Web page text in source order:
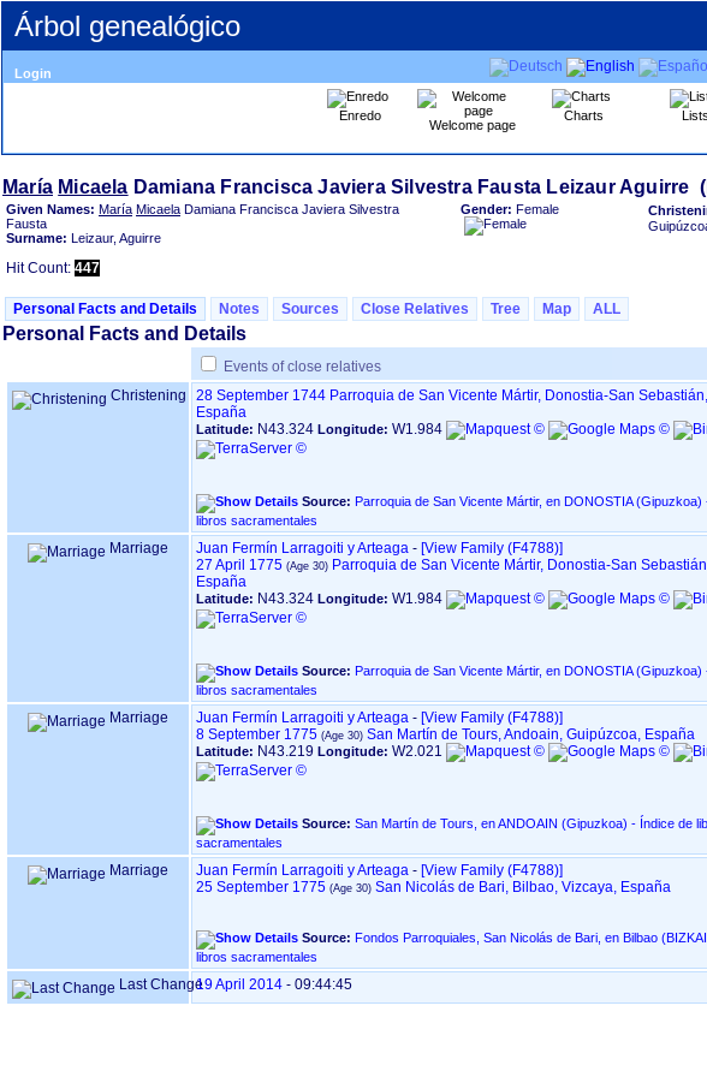
Árbol genealógico
Login
Enredo
Welcome page
Charts Lists
María Micaela
Given Names: María Micaela Damiana Francisca Javiera Silvestra
Fausta
Surname: Leizaur, Aguirre
Gender: Female
Hit Count: 447
Personal Facts and Details Notes Sources Close Relatives Tree Map ALL
Personal Facts and Details
Events of close relatives
Christening
28 September 1744 Parroquia de San Vicente Mártir, Donostia-San
España
Latitude: N43.324 Longitude: W1.984
Source: Parroquia de San Vicente Mártir, en DONOSTIA ‏(Gipuzkoa)‏ - Índice de
libros sacramentales
Marriage Juan Fermín Larragoiti y Arteaga - ‎[View Family ‎(F4788)‎‎]
27 April 1775
Parroquia de San Vicente Mártir, Donostia-San
España
Latitude: N43.324 Longitude: W1.984
Source: Parroquia de San Vicente Mártir, en DONOSTIA ‏(Gipuzkoa)‏ - Índice de
libros sacramentales
Marriage Juan Fermín Larragoiti y Arteaga - ‎[View Family ‎(F4788)‎‎]
8 September 1775
San Martín de Tours, Andoain, Guipúzcoa, España
Latitude: N43.219 Longitude: W2.021
Source: San Martín de Tours, en ANDOAIN ‏(Gipuzkoa)‏ - Índice de libros
sacramentales
Marriage Juan Fermín Larragoiti y Arteaga - ‎[View Family ‎(F4788)‎‎]
25 September 1775
San Nicolás de Bari, Bilbao, Vizcaya, España
Source: Fondos Parroquiales, San Nicolás de Bari, en Bilbao ‏(BIZKAIA)‏ - Índice de
libros sacramentales
Last Change19 April 2014 - 09:44:45